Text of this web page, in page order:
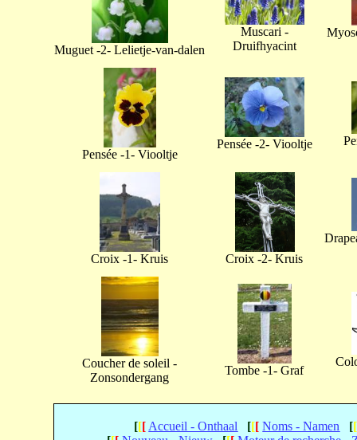
Muguet -2- Lelietje-van-dalen
Muscari -
Druifhyacint
Pensée -1- Viooltje
Pensée -2- Viooltje
Croix -1- Kruis Croix -2- Kruis
Coucher de soleil -
Zonsondergang
Tombe -1- Graf
[[[ Accueil - Onthaal [[[ Noms - Namen [[